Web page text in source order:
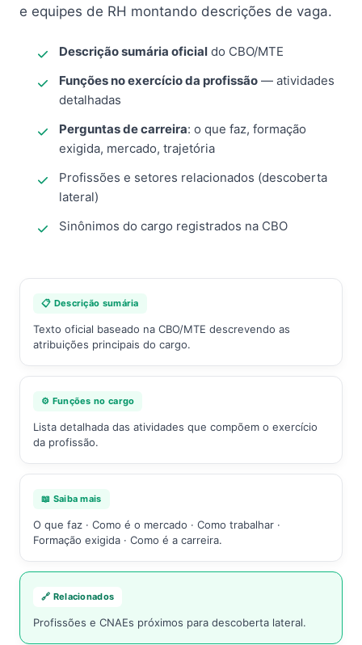
e equipes de RH montando descrições de vaga.
Descrição sumária oficial do CBO/MTE
Funções no exercício da profissão — atividades
detalhadas
Perguntas de carreira: o que faz, formação
exigida, mercado, trajetória
Profissões e setores relacionados (descoberta
lateral)
Sinônimos do cargo registrados na CBO
📋 Descrição sumária
Texto oficial baseado na CBO/MTE descrevendo as
atribuições principais do cargo.
⚙️ Funções no cargo
Lista detalhada das atividades que compõem o exercício
da profissão.
📖 Saiba mais
O que faz · Como é o mercado · Como trabalhar ·
Formação exigida · Como é a carreira.
🔗 Relacionados
Profissões e CNAEs próximos para descoberta lateral.